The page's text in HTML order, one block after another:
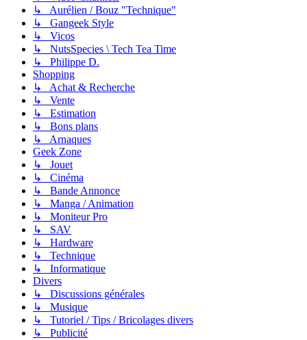
↳ Aurélien / Bouz "Technique"
↳ Gangeek Style
↳ Vicos
↳ NutsSpecies \ Tech Tea Time
↳ Philippe D.
Shopping
↳ Achat & Recherche
↳ Vente
↳ Estimation
↳ Bons plans
↳ Arnaques
Geek Zone
↳ Jouet
↳ Cinéma
↳ Bande Annonce
↳ Manga / Animation
↳ Moniteur Pro
↳ SAV
↳ Hardware
↳ Technique
↳ Informatique
Divers
↳ Discussions générales
↳ Musique
↳ Tutoriel / Tips / Bricolages divers
↳ Publicité